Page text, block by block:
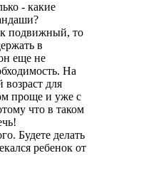
- какие
подвижный, то
в
еще не
На
для
проще и уже с
что в таком
Будете делать
ребенок от